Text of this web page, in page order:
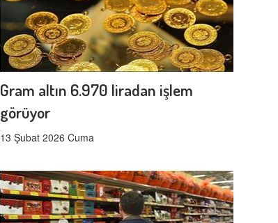
Gram altın 6.970 liradan işlem
görüyor
13 Şubat 2026 Cuma